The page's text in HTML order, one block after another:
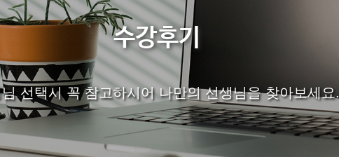
수강후기
선택시 꼭 참고하시어 나만의 선생님을 찾아보세요.